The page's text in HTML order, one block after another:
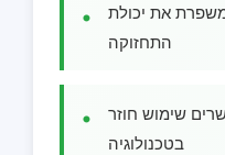
את יכולת
התחזוקה
שימוש חוזר
בטכנולוגיה